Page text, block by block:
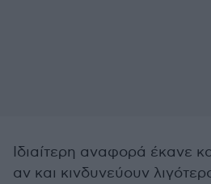
Ιδιαίτερη αναφορά έκανε
αν και κινδυνεύουν